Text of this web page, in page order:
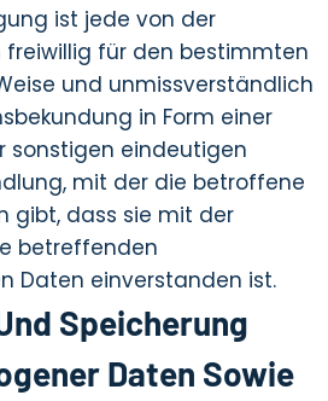
ist jede von der
freiwillig für den bestimmten
und unmissverständlich
in Form einer
sonstigen eindeutigen
mit der die betroffene
gibt, dass sie mit der
betreffenden
Daten einverstanden ist.
Speicherung
Daten Sowie